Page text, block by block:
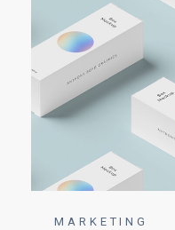
MARKETING